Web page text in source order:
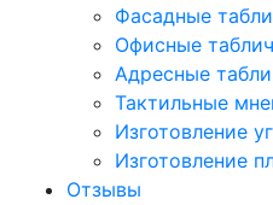
Фасадные
Офисные
Адресные
Тактильные
Изготовление
Изготовление
Отзывы